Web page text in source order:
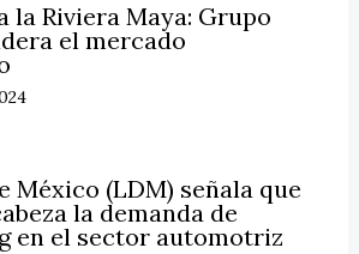
la Riviera Maya: Grupo
el mercado
México (LDM) señala que
la demanda de
en el sector automotriz